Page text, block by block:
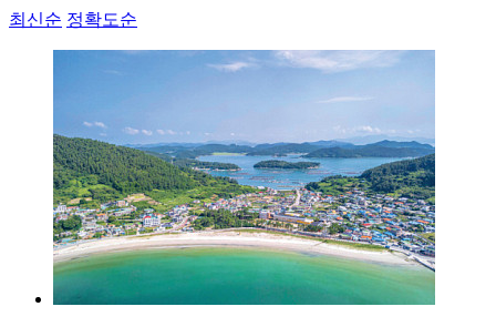
최신순 정확도순